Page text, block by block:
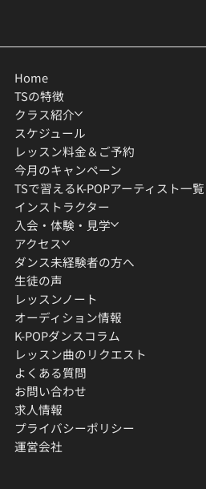
Home
TSの特徴
クラス紹介
スケジュール
レッスン料金＆ご予約
今月のキャンペーン
TSで習えるK-POPアーティスト一覧
インストラクター
入会・体験・見学
アクセス
ダンス未経験者の方へ
生徒の声
レッスンノート
オーディション情報
K-POPダンスコラム
レッスン曲のリクエスト
よくある質問
お問い合わせ
求人情報
プライバシーポリシー
運営会社